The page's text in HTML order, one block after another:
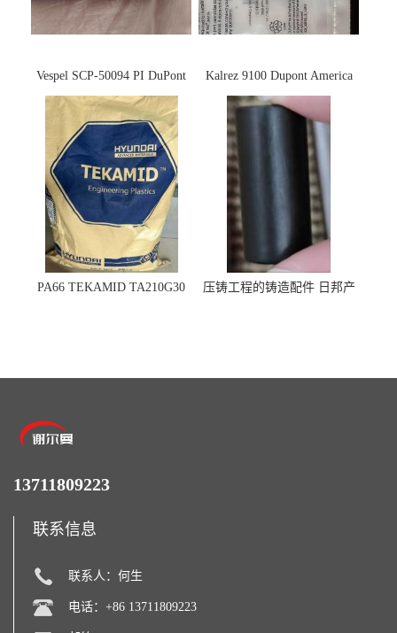
Vespel SCP-50094 PI DuPont
杜邦
Kalrez 9100 Dupont America
杜邦 密封圈 半导体 面板
PA66 TEKAMID TA210G30
压铸工程的铸造配件 日邦产
13711809223
联系信息
联系人：何生
电话：+86 13711809223